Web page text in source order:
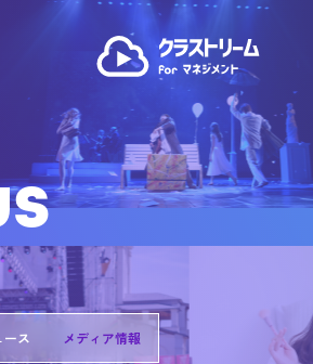
ース メディア情報